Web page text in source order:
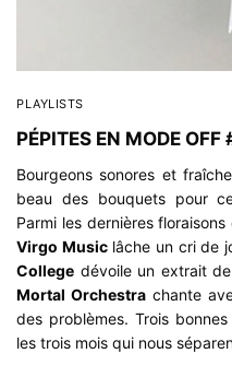
PLAYLISTS
PÉPITES EN MODE OFF
Bourgeons sonores et
beau des bouquets pour
Parmi les dernières
Virgo Musiclâche un cri de
College dévoile un extrait
Mortal Orchestrachante
des problèmes. Trois
les trois mois qui nous